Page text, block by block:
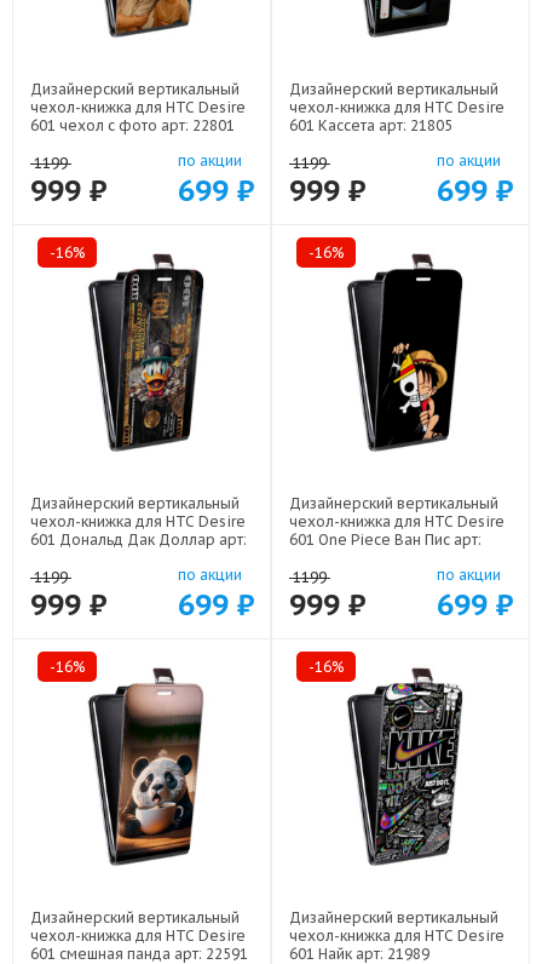
Дизайнерский вертикальный
чехол-книжка для HTC Desire
601 чехол с фото арт: 22801
1199
999 ₽
по акции
699 ₽
Дизайнерский вертикальный
чехол-книжка для HTC Desire
601 Кассета арт: 21805
1199
999 ₽
по акции
699 ₽
-16%
Дизайнерский вертикальный
чехол-книжка для HTC Desire
601 Дональд Дак Доллар арт:
1199
999 ₽
по акции
699 ₽
-16%
Дизайнерский вертикальный
чехол-книжка для HTC Desire
601 One Piece Ван Пис арт:
1199
999 ₽
по акции
699 ₽
-16%
Дизайнерский вертикальный
чехол-книжка для HTC Desire
601 смешная панда арт: 22591
-16%
Дизайнерский вертикальный
чехол-книжка для HTC Desire
601 Найк арт: 21989